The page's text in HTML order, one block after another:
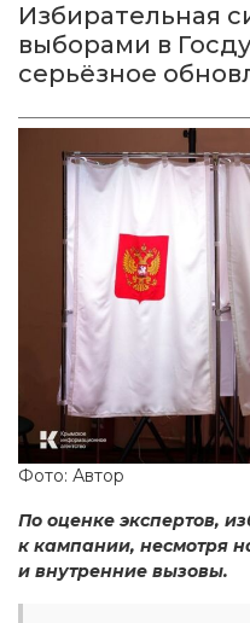
Избирательная
выборами в
серьёзное
Фото: Автор
По оценке экспертов,
к кампании, несмотря
и внутренние вызовы.